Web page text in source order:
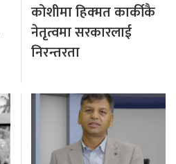
कोशीमा हिक्मत कार्कीकै
नेतृत्वमा सरकारलाई
निरन्तरता